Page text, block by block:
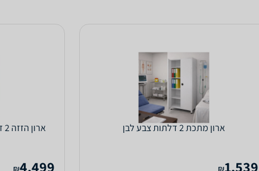
ארון מתכת 2 דלתות צבע לבן
1,539
₪
4,499
₪